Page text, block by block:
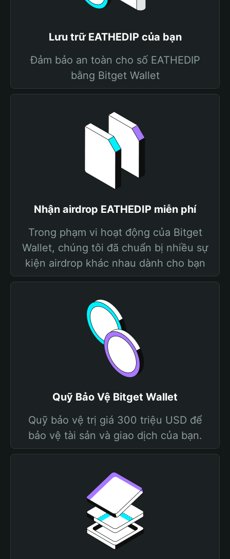
Lưu trữ EATHEDIP của bạn
Đảm bảo an toàn cho số EATHEDIP
bằng Bitget Wallet
Nhận airdrop EATHEDIP miễn phí
Trong phạm vi hoạt động của Bitget
Wallet, chúng tôi đã chuẩn bị nhiều sự
kiện airdrop khác nhau dành cho bạn
Quỹ Bảo Vệ Bitget Wallet
Quỹ bảo vệ trị giá 300 triệu USD để
bảo vệ tài sản và giao dịch của bạn.